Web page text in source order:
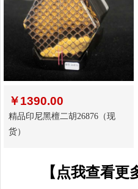
￥1390.00
精品印尼黑檀二胡26876（现
货）
【点我查看更